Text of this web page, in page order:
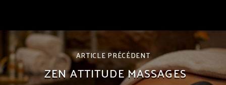
ARTICLE PRÉCÉDENT
ZEN ATTITUDE MASSAGES